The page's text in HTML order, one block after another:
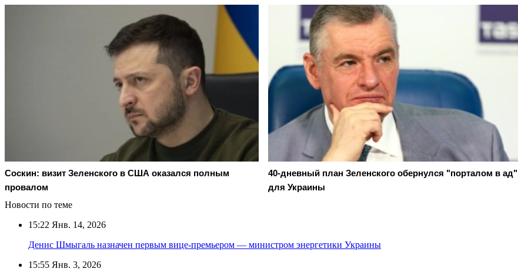
Соскин: визит Зеленского в США оказался полным
провалом
40-дневный план Зеленского обернулся "порталом в ад"
для Украины
Новости по теме
15:22 Янв. 14, 2026
Денис Шмыгаль назначен первым вице-премьером — министром энергетики Украины
15:55 Янв. 3, 2026